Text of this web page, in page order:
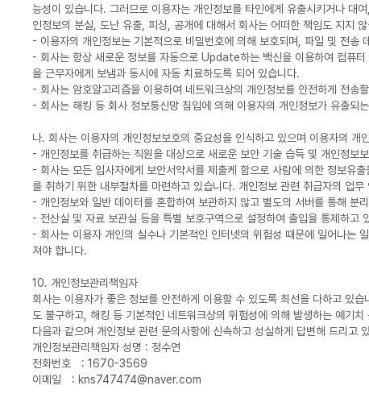
능성이 있습니다. 그러므로 이용자는 개인정보를 타인에게 유출시키거나 대
인정보의 분실, 도난 유출, 피싱, 공개에 대해서 회사는 어떠한 책임도 지지
- 이용자의 개인정보는 기본적으로 비밀번호에 의해 보호되며, 파일 및 전송
- 회사는 항상 새로운 정보를 자동으로 Update하는 백신을 이용하여 컴퓨
을 근무자에게 보냄과 동시에 자동 치료하도록 되어 있습니다.
- 회사는 암호알고리즘을 이용하여 네트워크상의 개인정보를 안전하게 전
- 회사는 해킹 등 회사 정보통신망 침입에 의해 이용자의 개인정보가 유출
나. 회사는 이용자의 개인정보보호의 중요성을 인식하고 있으며 이용자의
- 개인정보를 취급하는 직원을 대상으로 새로운 보안 기술 습득 및 개인정보
- 회사는 모든 입사자에게 보안서약서를 제출케 함으로 사람에 의한 정보유
를 취하기 위한 내부절차를 마련하고 있습니다. 개인정보 관련 취급자의 업
- 개인정보와 일반 데이터를 혼합하여 보관하지 않고 별도의 서버를 통해 분
- 전산실 및 자료 보관실 등을 특별 보호구역으로 설정하여 출입을 통제하고
- 회사는 이용자 개인의 실수나 기본적인 인터넷의 위험성 때문에 일어나는
져야 합니다.
10. 개인정보관리책임자
회사는 이용자가 좋은 정보를 안전하게 이용할 수 있도록 최선을 다하고 있
도 불구하고, 해킹 등 기본적인 네트워크상의 위험성에 의해 발생하는 예기
다음과 같으며 개인정보 관련 문의사항에 신속하고 성실하게 답변해 드리고
개인정보관리책임자 성명 : 정수연
전화번호 : 1670-3569
이메일 : kns747474@naver.com